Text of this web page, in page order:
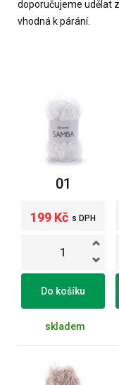
doporučujeme udělat
vhodná k párání.
01
199 Kč s DPH
Do košíku
skladem